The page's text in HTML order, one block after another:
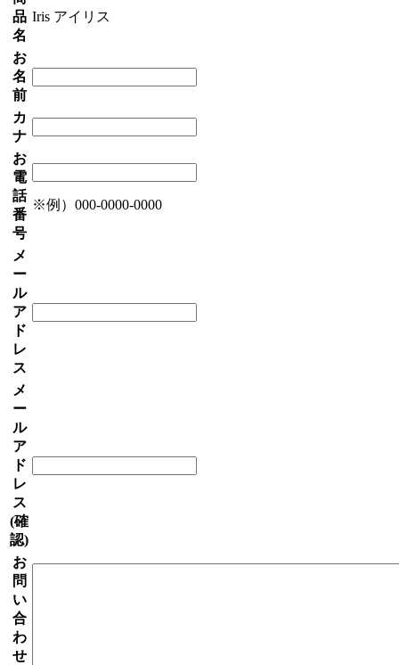
品
名
Iris アイリス
お
名
前
カ
ナ
お
電
話
番
号
※例）000-0000-0000
メ
ー
ル
ア
ド
レ
ス
メ
ー
ル
ア
ド
レ
ス
(確
認)
お
問
い
合
わ
せ